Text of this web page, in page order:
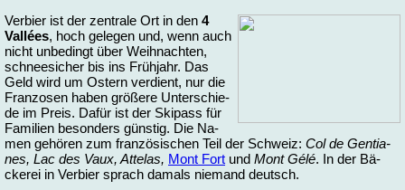
Ver­bier ist der zen­tra­le Ort in den 4
Vallées, hoch ge­le­gen und, wenn auch
nicht un­be­dingt über Weih­nach­ten,
schnee­si­cher bis ins Früh­jahr. Das
Geld wird um Os­tern ver­dient, nur die
Fran­zo­sen ha­ben grö­ße­re Un­ter­schie­
de im Preis. Da­für ist der Ski­pass für
Fa­mi­li­en be­son­ders güns­tig. Die Na­
men ge­hö­ren zum fran­zö­si­schen Teil der Schweiz: Col de Gen­tia­
nes, Lac des Vaux, At­te­las, Mont Fort und Mont Gélé. In der Bä­
cke­rei in Ver­bier sprach da­mals nie­mand deutsch.